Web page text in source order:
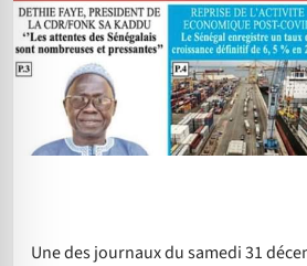
Une des journaux du samedi 31